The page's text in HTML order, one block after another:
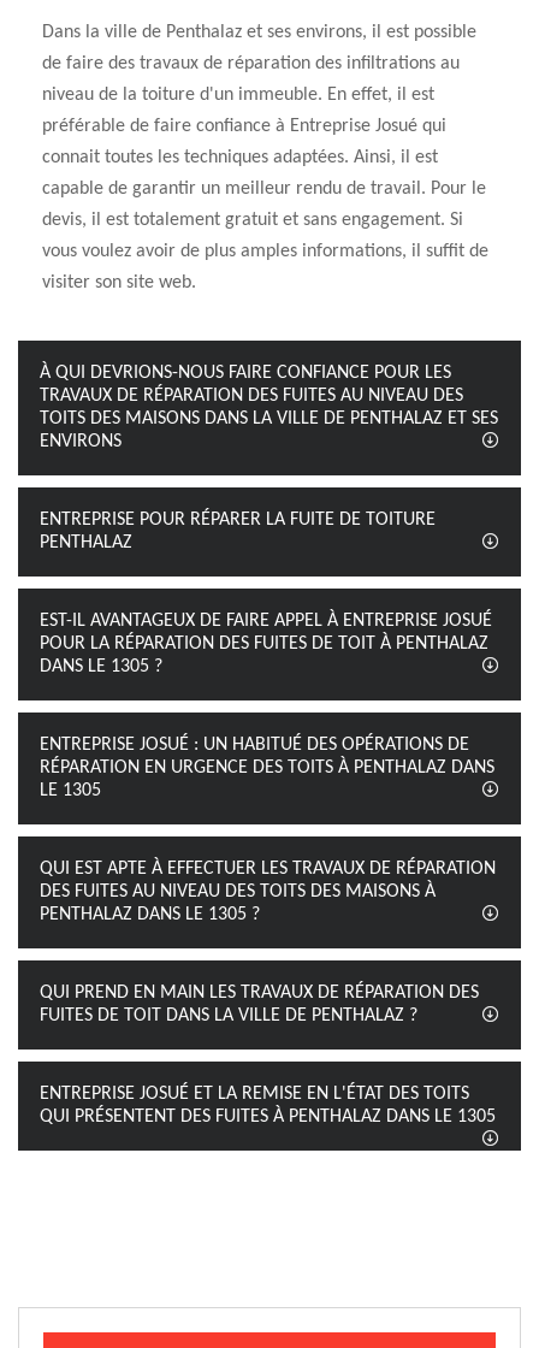
Dans la ville de Penthalaz et ses environs, il est possible
de faire des travaux de réparation des infiltrations au
niveau de la toiture d'un immeuble. En effet, il est
préférable de faire confiance à Entreprise Josué qui
connait toutes les techniques adaptées. Ainsi, il est
capable de garantir un meilleur rendu de travail. Pour le
devis, il est totalement gratuit et sans engagement. Si
vous voulez avoir de plus amples informations, il suffit de
visiter son site web.
À QUI DEVRIONS-NOUS FAIRE CONFIANCE POUR LES
TRAVAUX DE RÉPARATION DES FUITES AU NIVEAU DES
TOITS DES MAISONS DANS LA VILLE DE PENTHALAZ ET SES
ENVIRONS
ENTREPRISE POUR RÉPARER LA FUITE DE TOITURE
PENTHALAZ
EST-IL AVANTAGEUX DE FAIRE APPEL À ENTREPRISE JOSUÉ
POUR LA RÉPARATION DES FUITES DE TOIT À PENTHALAZ
DANS LE 1305 ?
ENTREPRISE JOSUÉ : UN HABITUÉ DES OPÉRATIONS DE
RÉPARATION EN URGENCE DES TOITS À PENTHALAZ DANS
LE 1305
QUI EST APTE À EFFECTUER LES TRAVAUX DE RÉPARATION
DES FUITES AU NIVEAU DES TOITS DES MAISONS À
PENTHALAZ DANS LE 1305 ?
QUI PREND EN MAIN LES TRAVAUX DE RÉPARATION DES
FUITES DE TOIT DANS LA VILLE DE PENTHALAZ ?
ENTREPRISE JOSUÉ ET LA REMISE EN L'ÉTAT DES TOITS
QUI PRÉSENTENT DES FUITES À PENTHALAZ DANS LE 1305